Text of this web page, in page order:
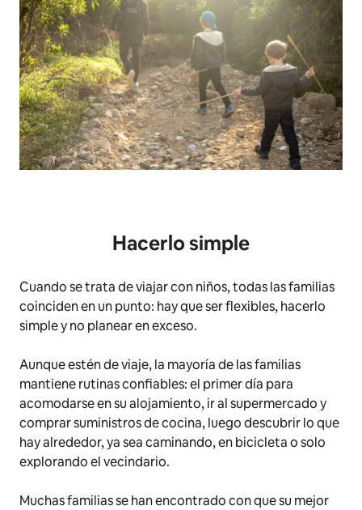
Hacerlo simple
Cuando se trata de viajar con niños, todas las familias
coinciden en un punto: hay que ser flexibles, hacerlo
simple y no planear en exceso.
Aunque estén de viaje, la mayoría de las familias
mantiene rutinas confiables: el primer día para
acomodarse en su alojamiento, ir al supermercado y
comprar suministros de cocina, luego descubrir lo que
hay alrededor, ya sea caminando, en bicicleta o solo
explorando el vecindario.
Muchas familias se han encontrado con que su mejor